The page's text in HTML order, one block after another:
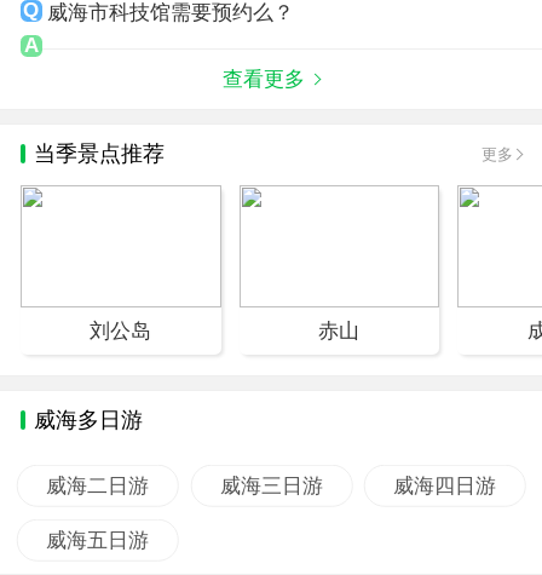
威海市科技馆需要预约么？
查看更多
当季景点推荐 更多
刘公岛 赤山
威海多日游
威海二日游 威海三日游 威海四日游
威海五日游